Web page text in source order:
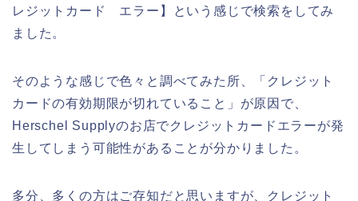
レジットカード エラー】という感じで検索をしてみ
ました。
そのような感じで色々と調べてみた所、「クレジット
カードの有効期限が切れていること」が原因で、
Herschel Supplyのお店でクレジットカードエラーが発
生してしまう可能性があることが分かりました。
多分、多くの方はご存知だと思いますが、クレジット